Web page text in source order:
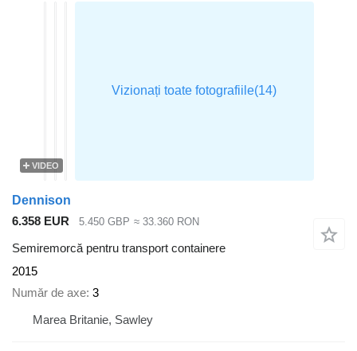
VIDEO
Dennison
6.358 EUR
5.450 GBP ≈ 33.360 RON
Semiremorcă pentru transport containere
2015
Număr de axe 3
Marea Britanie, Sawley